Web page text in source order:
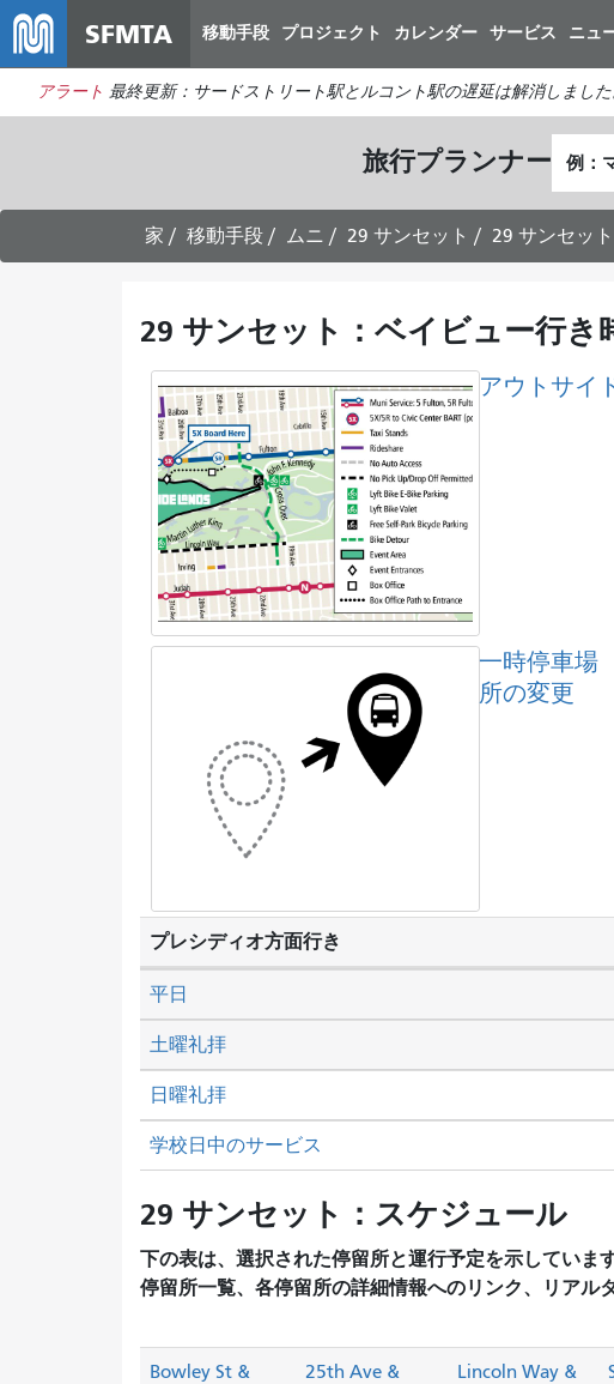
SFMTA 移動手段 プロジェクト カレンダー サービス ニュ
アラート 最終更新：サードストリート駅とルコント駅の遅延は解消しまし
旅行プランナー 出
発
地
点
家 移動手段 ムニ 29 サンセット 29 サンセッ
29 サンセット：ベイビュー行き
アウトサイ
一時停車場
所の変更
プレシディオ方面行き
土曜礼拝
日曜礼拝
平日
学校日中のサービス
29 サンセット：スケジュール
下の表は、選択された停留所と運行予定を示しています
停留所一覧、各停留所の詳細情報へのリンク、リアル
Bowley St &
25th Ave &
Lincoln Way &